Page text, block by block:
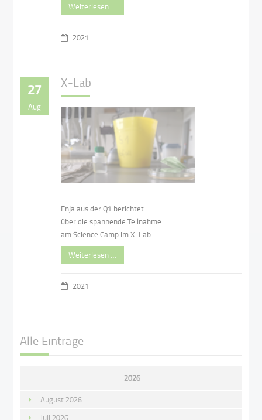
Weiterlesen …
2021
27
Aug
X-Lab
Enja aus der Q1 berichtet
über die spannende Teilnahme
am Science Camp im X-Lab
Weiterlesen …
2021
Alle Einträge
2026
August 2026
Juli 2026